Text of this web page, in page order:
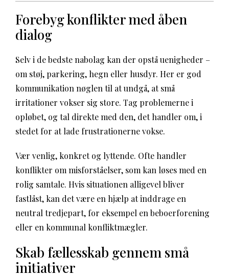
Forebyg konflikter med åben
dialog
Selv i de bedste nabolag kan der opstå uenigheder –
om støj, parkering, hegn eller husdyr. Her er god
kommunikation nøglen til at undgå, at små
irritationer vokser sig store. Tag problemerne i
opløbet, og tal direkte med den, det handler om, i
stedet for at lade frustrationerne vokse.
Vær venlig, konkret og lyttende. Ofte handler
konflikter om misforståelser, som kan løses med en
rolig samtale. Hvis situationen alligevel bliver
fastlåst, kan det være en hjælp at inddrage en
neutral tredjepart, for eksempel en beboerforening
eller en kommunal konfliktmægler.
Skab fællesskab gennem små
initiativer